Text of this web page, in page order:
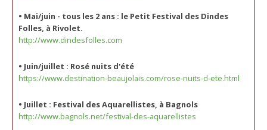
• Mai/juin - tous les 2 ans : le Petit Festival des Dindes
Folles, à Rivolet.
http://www.dindesfolles.com
• Juin/juillet : Rosé nuits d'été
https://www.destination-beaujolais.com/rose-nuits-d-ete.html
• Juillet : Festival des Aquarellistes, à Bagnols
http://www.bagnols.net/festival-des-aquarellistes